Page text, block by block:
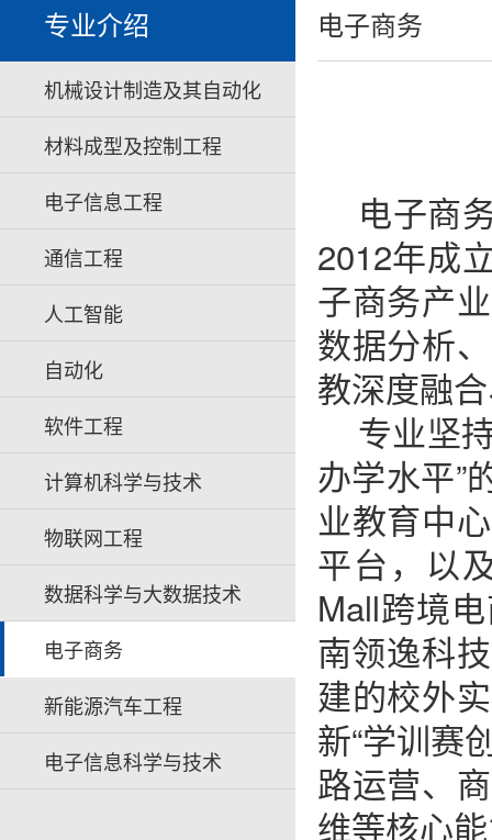
专业介绍
机械设计制造及其自动化
材料成型及控制工程
电子信息工程
通信工程
人工智能
自动化
软件工程
计算机科学与技术
物联网工程
数据科学与大数据技术
电子商务
新能源汽车工程
电子信息科学与技术
电子商务
电子商
2012年成
子商务产
数据分析
教深度融
专业坚
办学水平”
业教育中
平台，以
Mall跨境
南领逸科
建的校外
新“学训赛
路运营、
维等核心